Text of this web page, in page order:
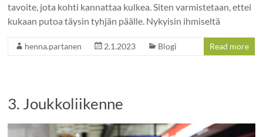
tavoite, jota kohti kannattaa kulkea. Siten varmistetaan, ettei
kukaan putoa täysin tyhjän päälle. Nykyisin ihmiseltä
henna.partanen 2.1.2023 Blogi Read more
3. Joukkoliikenne